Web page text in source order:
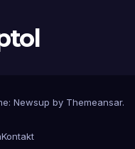
Newsup by Themeansar.
Kontakt